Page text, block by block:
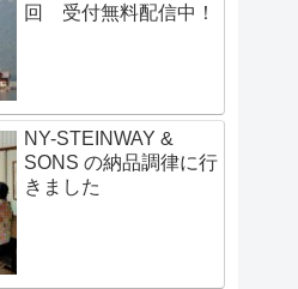
回 受付無料配信中！
NY-STEINWAY &
SONS の納品調律に行
きました